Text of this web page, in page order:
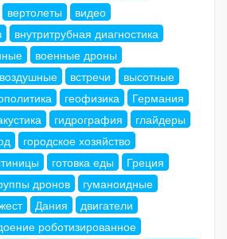
вертолеты
видео
внутритрубная диагностика
военные дроны
воздушные встречи
высотные
геофизика
Германия
гидрография
глайдеры
городское хозяйство
готовка еды
Греция
дронов
гуманоидные
Дания
двигатели
роботизированное